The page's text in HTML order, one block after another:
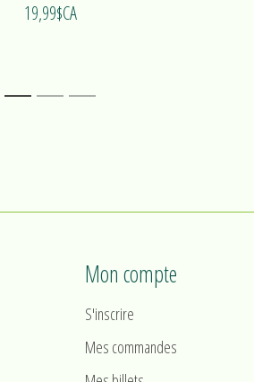
19,99$CA
1 2 3
Mon compte
S'inscrire
Mes commandes